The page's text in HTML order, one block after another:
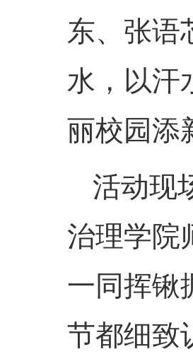
东、张语
水，以汗
丽校园添
活动现
治理学院
一同挥锹
节都细致